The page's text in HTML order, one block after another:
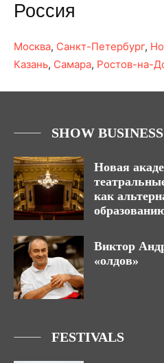
Россия
Москва, Санкт-Петербург,
Казань, Самара, Ростов-на-
SHOW BUSINESS
Новая
как
Виктор
«олдов»
FESTIVALS